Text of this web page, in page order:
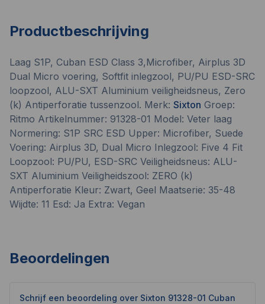
Productbeschrijving
Laag S1P, Cuban ESD Class 3,Microfiber, Airplus 3D
Dual Micro voering, Softfit inlegzool, PU/PU ESD-SRC
loopzool, ALU-SXT Aluminium veiligheidsneus, Zero
(k) Antiperforatie tussenzool. Merk: Sixton Groep:
Ritmo Artikelnummer: 91328-01 Model: Veter laag
Normering: S1P SRC ESD Upper: Microfiber, Suede
Voering: Airplus 3D, Dual Micro Inlegzool: Five 4 Fit
Loopzool: PU/PU, ESD-SRC Veiligheidsneus: ALU-
SXT Aluminium Veiligheidszool: ZERO (k)
Antiperforatie Kleur: Zwart, Geel Maatserie: 35-48
Wijdte: 11 Esd: Ja Extra: Vegan
Beoordelingen
Schrijf een beoordeling over Sixton 91328-01 Cuban